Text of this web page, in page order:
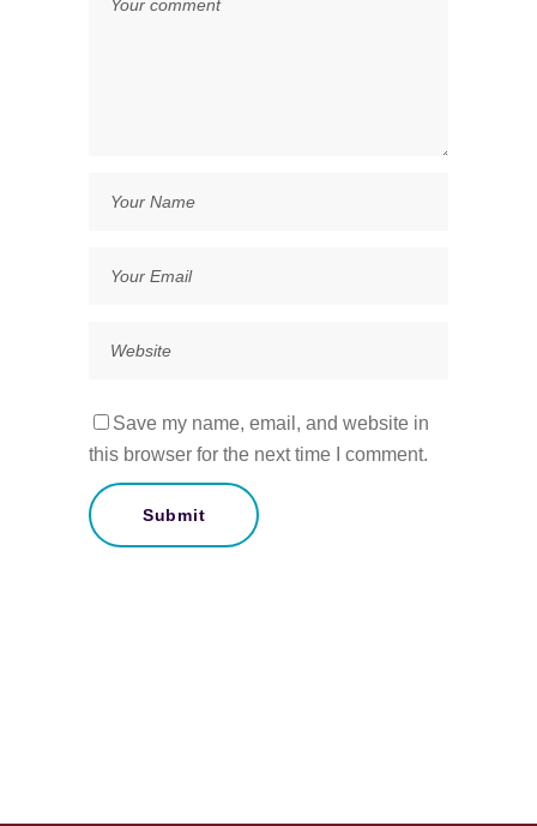
Save my name, email, and website in
this browser for the next time I comment.